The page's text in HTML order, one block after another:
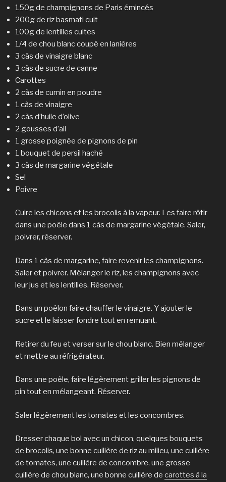
150g de champignons de Paris émincés
200g de riz basmati cuit
100g de lentilles cuites
1/4 de chou blanc coupé en lanières
3 càs de vinaigre blanc
3 càs de sucre de canne
Carottes
2 càs de cumin en poudre
1 càs de vinaigre
2 càs d’huile d’olive
2 gousses d’ail
1 grosse poignée de pignons de pin
1 bouquet de persil haché
3 càs de margarine végétale
Sel
Poivre
Cuire les chicons et les brocolis à la vapeur. Les faire rôtir
dans une poêle dans 1 càs de margarine végétale. Saler,
poivrer, réserver.
Dans 1 càs de margarine, faire revenir les champignons.
Saler et poivrer. Mélanger le riz, les champignons avec
leur jus et les lentilles. Réserver.
Dans un poêlon faire chauffer le vinaigre. Y ajouter le
sucre et le laisser fondre tout en remuant.
Retirer du feu et verser sur le chou blanc. Bien mélanger
et mettre au réfrigérateur.
Dans une poêle, faire légèrement griller les pignons de
pin tout en mélangeant. Réserver.
Saler légèrement les tomates et les concombres.
Dresser chaque bol avec un chicon, quelques bouquets
de brocolis, une bonne cuillère de riz au milieu, une cuillère
de tomates, une cuillère de concombre, une grosse
cuillère de chou blanc, une bonne cuillère de carottes à la